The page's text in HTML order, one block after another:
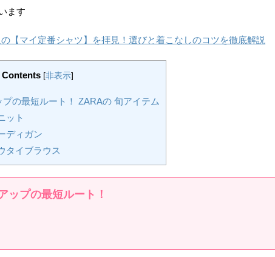
ます
の【マイ定番シャツ】を拝見！選びと着こなしのコツを徹底解説
Contents [非表示]
プの最短ルート！ ZARAの 旬アイテム
ット
ディガン
タイブラウス
ップの最短ルート！